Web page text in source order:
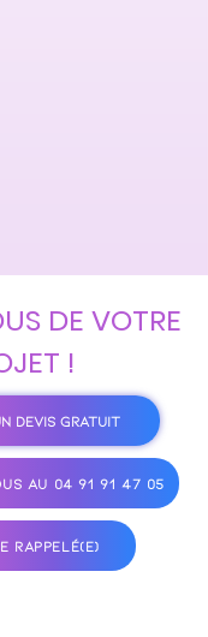
DE VOTRE
!
DEVIS GRATUIT
AU 04 91 91 47 05
RAPPELÉ(E)